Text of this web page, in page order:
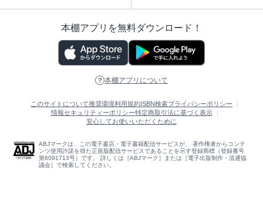
本棚アプリを無料ダウンロード！
本棚アプリについて
このサイトについて推奨環境利用規約 ISBN検索プライバシーポリシー
情報セキュリティーポリシー特定商取引法に基づく表示
安心してお使いいただくために
ABJマークは、この電子書店・電子書籍配信サービスが、 著作権者からコンテ
ンツ使用許諾を得た正規版配信サービスであることを示す登録商標（登録番号
第6091713号）です。 詳しくは［ABJマーク］または［電子出版制作・流通協
議会］で検索してください。